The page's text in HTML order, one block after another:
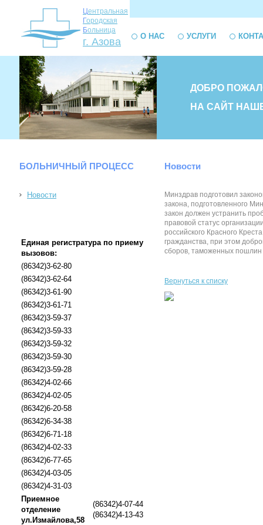
Центральная
Городская
Больница
г. Азова О НАС УСЛУГИ
ДОБРО
НА САЙТ
БОЛЬНИЧНЫЙ ПРОЦЕСС
Новости
Единая регистратура по приему
вызовов:
(86342)3-62-80
(86342)3-62-64
(86342)3-61-90
(86342)3-61-71
(86342)3-59-37
(86342)3-59-33
(86342)3-59-32
(86342)3-59-30
(86342)3-59-28
(86342)4-02-66
(86342)4-02-05
(86342)6-20-58
(86342)6-34-38
(86342)6-71-18
(86342)4-02-33
(86342)6-77-65
(86342)4-03-05
(86342)4-31-03
Приемное
отделение
ул.Измайлова,58
(86342)4-07-44
(86342)4-13-43
Новости
Минздрав подготовил
закона, подготовленного
закон должен устранить
правовой статус
российского Красного
гражданства, при этом
сборов, таможенных
Вернуться к списку